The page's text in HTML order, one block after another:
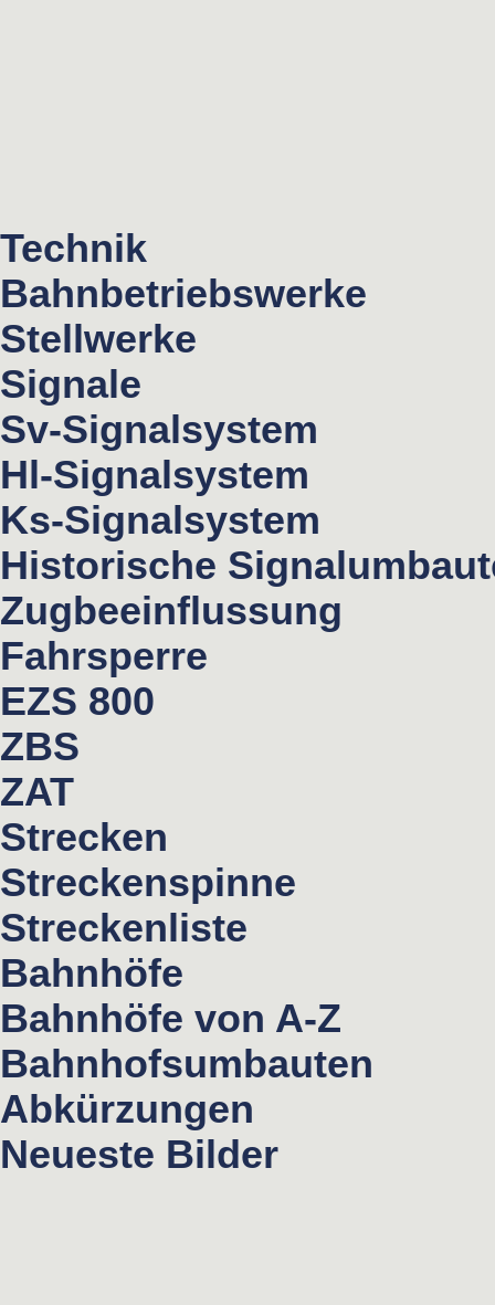
Technik
Bahnbetriebswerke
Stellwerke
Signale
Sv-Signalsystem
Hl-Signalsystem
Ks-Signalsystem
Historische
Zugbeeinflussung
Fahrsperre
EZS 800
ZBS
ZAT
Strecken
Streckenspinne
Streckenliste
Bahnhöfe
Bahnhöfe von A-Z
Bahnhofsumbauten
Abkürzungen
Neueste Bilder